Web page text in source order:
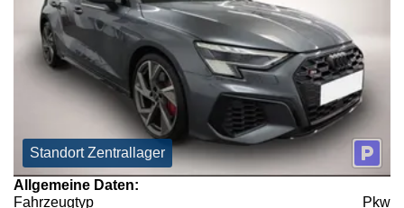
Standort Zentrallager
Allgemeine Daten:
Fahrzeugtyp
Pkw